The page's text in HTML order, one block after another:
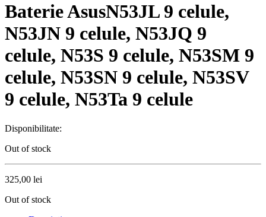
Baterie AsusN53JL 9 celule,
N53JN 9 celule, N53JQ 9
celule, N53S 9 celule, N53SM 9
celule, N53SN 9 celule, N53SV
9 celule, N53Ta 9 celule
Disponibilitate:
Out of stock
325,00 lei
Out of stock